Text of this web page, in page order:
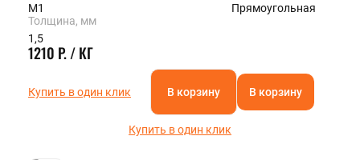
М1
Прямоугольная
Толщина, мм
1,5
1210 Р. / КГ
Купить в один клик В корзину В корзину
Купить в один клик